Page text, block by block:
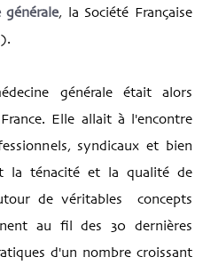
, la Société Française
générale était alors
Elle allait à l'encontre
syndicaux et bien
la ténacité et la qualité de
de véritables concepts
au fil des 30 dernières
d'un nombre croissant